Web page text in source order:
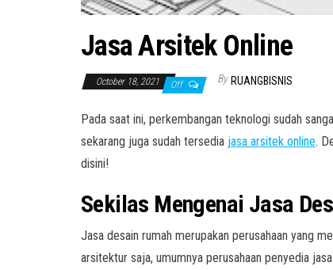
Jasa Arsitek Online
October 18, 2021 Off By RUANGBISNIS
Pada saat ini, perkembangan teknologi sudah
sekarang juga sudah tersedia jasa arsitek online.
disini!
Sekilas Mengenai Jasa
Jasa desain rumah merupakan perusahaan yang
arsitektur saja, umumnya perusahaan penyedia